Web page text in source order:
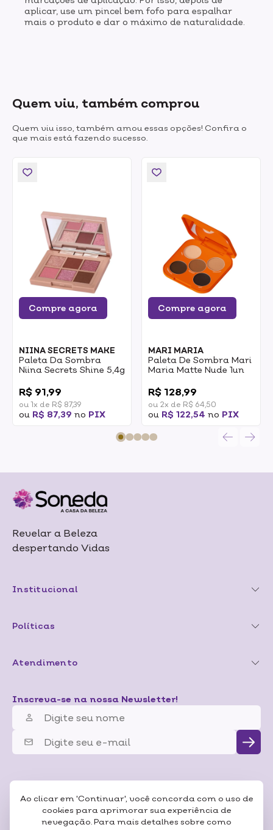
Ao clicar em 'Continuar', você concorda com o uso de
cookies para aprimorar sua experiência de
nevegação. Para mais detalhes sobre como
aplicar, use um pincel bem fofo para espalhar
mais o produto e dar o máximo de naturalidade.
Quem viu, também comprou
Quem viu isso, também amou essas opções! Confira o
que mais está fazendo sucesso.
Compre agora
NIINA SECRETS MAKE
Paleta Da Sombra
Niina Secrets Shine 5,4g
R$ 91,99
ou 1x de R$ 87,39
ou R$ 87,39 no PIX
Compre agora
MARI MARIA
Paleta De Sombra Mari
Maria Matte Nude 1un
R$ 128,99
ou 2x de R$ 64,50
ou R$ 122,54 no PIX
Revelar a Beleza
despertando Vidas
Institucional
Políticas
Atendimento
Inscreva-se na nossa Newsletter!